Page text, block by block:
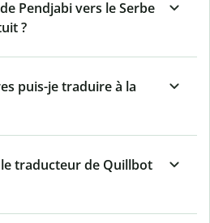
Pendjabi vers le Serbe
?
puis-je traduire à la
traducteur de Quillbot